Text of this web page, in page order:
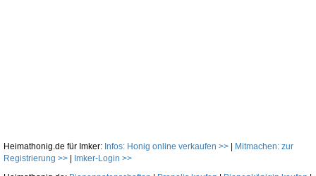
Heimathonig.de für Imker: Infos: Honig online verkaufen >>
Mitmachen: zur
Registrierung >>
Imker-Login >>